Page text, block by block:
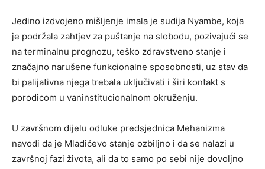
Jedino izdvojeno mišljenje imala je sudija Nyambe, koja
je podržala zahtjev za puštanje na slobodu, pozivajući se
na terminalnu prognozu, teško zdravstveno stanje i
značajno narušene funkcionalne sposobnosti, uz stav da
bi palijativna njega trebala uključivati i širi kontakt s
porodicom u vaninstitucionalnom okruženju.
U završnom dijelu odluke predsjednica Mehanizma
navodi da je Mladićevo stanje ozbiljno i da se nalazi u
završnoj fazi života, ali da to samo po sebi nije dovoljno